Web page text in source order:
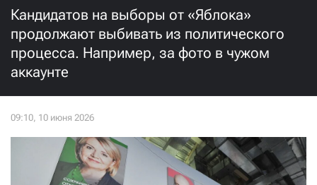
Кандидатов на выборы от «Яблока»
продолжают выбивать из политического
процесса. Например, за фото в чужом
аккаунте
3000 1000
Нажимая кнопку «Стать соучастником»,
я принимаю
условия и подтверждаю свое гражданство РФ
СТАТЬ СОУЧАСТНИКОМ